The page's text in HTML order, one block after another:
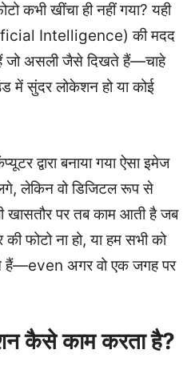
कभी खींचा ही नहीं गया? यही
Intelligence) की मदद
जो असली जैसे दिखते हैं—चाहे
में सुंदर लोकेशन हो या कोई
द्वारा बनाया गया ऐसा इमेज
लेकिन वो डिजिटल रूप से
खासतौर पर तब काम आती है जब
की फोटो ना हो, या हम सभी को
हैं—even अगर वो एक जगह पर
कैसे काम करता है?